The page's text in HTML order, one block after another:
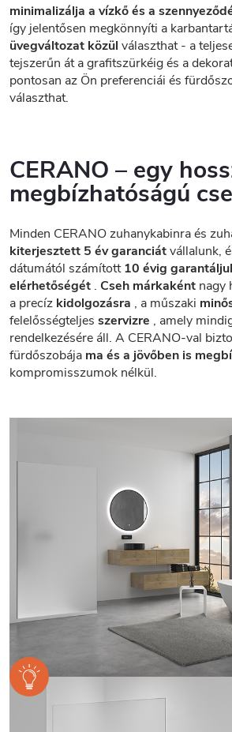
minimalizálja a vízkő és a
így jelentősen megkönnyíti a
üvegváltozat közül választhat - a
tejszerűn át a grafitszürkéig és a
pontosan az Ön preferenciái és
választhat.
CERANO – egy
megbízhatóságú
Minden CERANO zuhanykabinra és
kiterjesztett 5 év garanciátvállalunk,
dátumától számított10 évig
elérhetőségét . Cseh márkaként nagy
a precíz kidolgozásra , a műszaki
felelősségteljes szervizre , amely
rendelkezésére áll. A CERANO-val
fürdőszobája ma és a jövőben is
kompromisszumok nélkül.